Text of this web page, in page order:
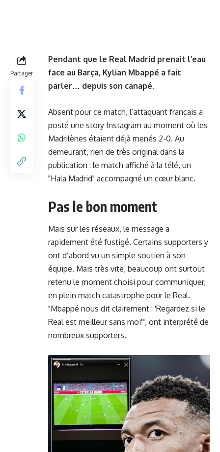
Partager
Pendant que le Real Madrid prenait l’eau
face au Barça, Kylian Mbappé a fait
parler… depuis son canapé.
Absent pour ce match, l’attaquant français a
posté une story Instagram au moment où les
Madrilènes étaient déjà menés 2-0. Au
demeurant, rien de très original dans la
publication : le match affiché à la télé, un
"Hala Madrid" accompagné un cœur blanc.
Pas le bon moment
Mais sur les réseaux, le message a
rapidement été fustigé. Certains supporters y
ont d’abord vu un simple soutien à son
équipe. Mais très vite, beaucoup ont surtout
retenu le moment choisi pour communiquer,
en plein match catastrophe pour le Real.
"Mbappé nous dit clairement : 'Regardez si le
Real est meilleur sans moi'", ont interprété de
nombreux supporters.